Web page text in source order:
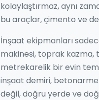
kolaylaştırmaz, aynı
bu araçlar, çimento ve
İnşaat ekipmanları
makinesi, toprak kazma,
metrekarelik bir evin
inşaat demiri, betonarme
değil, doğru yerde ve